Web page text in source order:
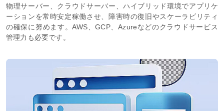
物理サーバー、クラウドサーバー、ハイブリッド環境でアプリケ
ーションを常時安定稼働させ、障害時の復旧やスケーラビリティ
の確保に努めます。AWS、GCP、Azureなどのクラウドサービス
管理力も必要です。